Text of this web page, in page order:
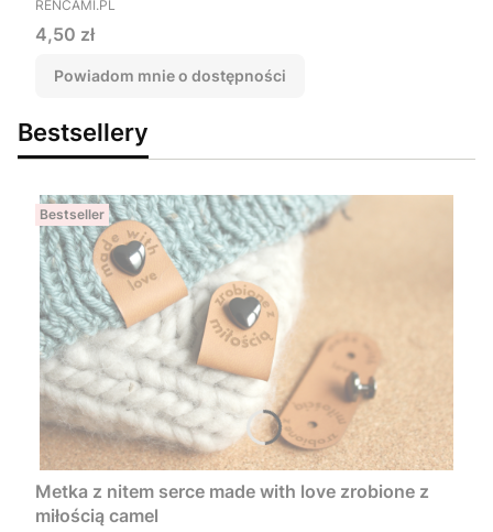
RENCAMI.PL
Cena
4,50 zł
Powiadom mnie o dostępności
Bestsellery
Bestseller
Metka z nitem serce made with love zrobione z
miłością camel